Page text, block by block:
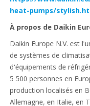
heat-pumps/
À propos de Daikin
Daikin Europe N.V. est
de systèmes de
d'équipements de
5 500 personnes en
production localisés en
Allemagne, en Italie, en